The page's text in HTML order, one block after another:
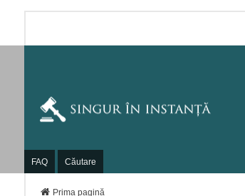
FAQ Căutare
Prima pagină